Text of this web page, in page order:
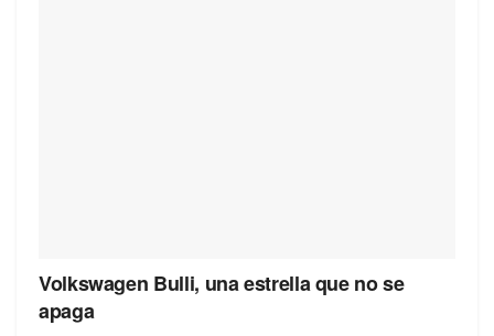
Volkswagen Bulli, una estrella que no se
apaga